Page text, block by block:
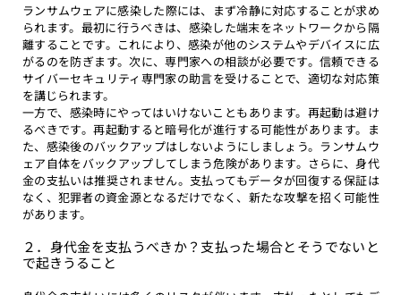
ランサムウェアに感染した際には、まず冷静に対応することが求め
られます。最初に行うべきは、感染した端末をネットワークから隔
離することです。これにより、感染が他のシステムやデバイスに広
がるのを防ぎます。次に、専門家への相談が必要です。信頼できる
サイバーセキュリティ専門家の助言を受けることで、適切な対応策
を講じられます。
一方で、感染時にやってはいけないこともあります。再起動は避け
るべきです。再起動すると暗号化が進行する可能性があります。ま
た、感染後のバックアップはしないようにしましょう。ランサムウ
ェア自体をバックアップしてしまう危険があります。さらに、身代
金の支払いは推奨されません。支払ってもデータが回復する保証は
なく、犯罪者の資金源となるだけでなく、新たな攻撃を招く可能性
があります。
２．身代金を支払うべきか？支払った場合とそうでないと
で起きうること